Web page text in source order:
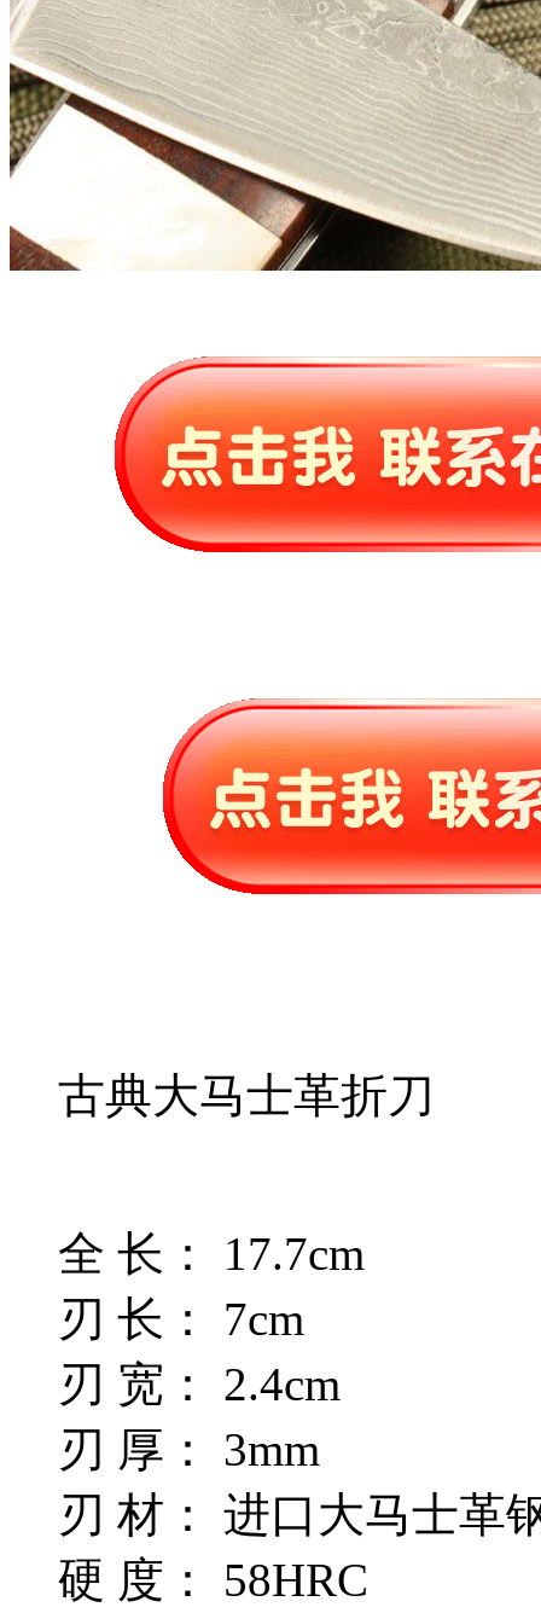
古典大马士革折刀
全 长： 17.7cm
刃 长： 7cm
刃 宽： 2.4cm
刃 厚： 3mm
刃 材： 进口大马士革
硬 度： 58HRC